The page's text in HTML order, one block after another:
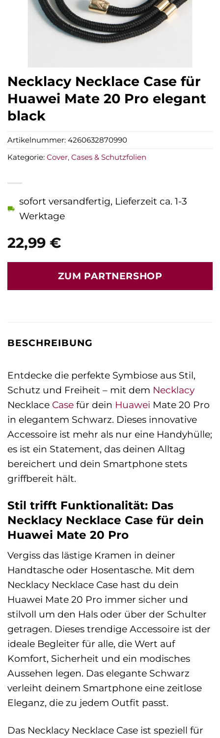
Necklacy Necklace Case für
Huawei Mate 20 Pro elegant
black
22,99 €
sofort versandfertig, Lieferzeit ca. 1-3
Werktage
ZUM PARTNERSHOP
Artikelnummer: 4260632870990
Kategorie: Cover, Cases & Schutzfolien
BESCHREIBUNG
Entdecke die perfekte Symbiose aus Stil,
Schutz und Freiheit – mit dem Necklacy
Necklace Case für dein Huawei Mate 20 Pro
in elegantem Schwarz. Dieses innovative
Accessoire ist mehr als nur eine Handyhülle;
es ist ein Statement, das deinen Alltag
bereichert und dein Smartphone stets
griffbereit hält.
Stil trifft Funktionalität: Das
Necklacy Necklace Case für dein
Huawei Mate 20 Pro
Vergiss das lästige Kramen in deiner
Handtasche oder Hosentasche. Mit dem
Necklacy Necklace Case hast du dein
Huawei Mate 20 Pro immer sicher und
stilvoll um den Hals oder über der Schulter
getragen. Dieses trendige Accessoire ist der
ideale Begleiter für alle, die Wert auf
Komfort, Sicherheit und ein modisches
Aussehen legen. Das elegante Schwarz
verleiht deinem Smartphone eine zeitlose
Eleganz, die zu jedem Outfit passt.
Das Necklacy Necklace Case ist speziell für